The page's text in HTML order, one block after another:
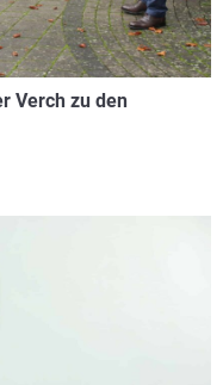
Verch zu den